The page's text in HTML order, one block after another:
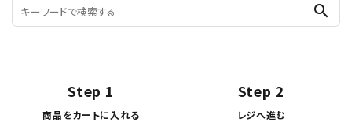
search
Step 1
商品をカートに入れる
Step 2
レジへ進む